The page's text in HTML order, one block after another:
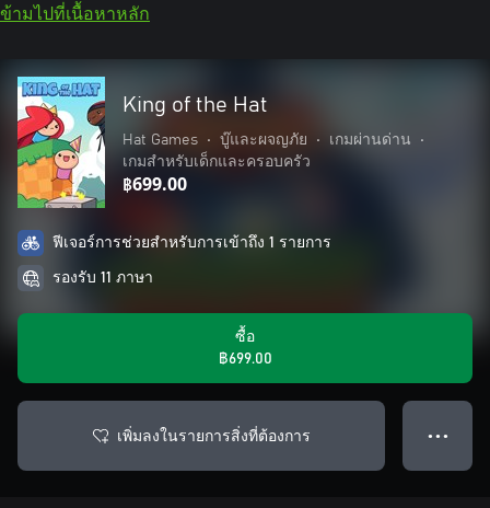
ข้ามไปที่เนื้อหาหลัก
King of the Hat
Hat Games • บู๊และผจญภัย • เกมผ่านด่าน
•
เกมสำหรับเด็กและครอบครัว
฿699.00
ฟีเจอร์การช่วยสำหรับการเข้าถึง 1 รายการ
รองรับ 11 ภาษา
ซื้อ
฿699.00
เพิ่มลงในรายการสิ่งที่ต้องการ ● ● ●